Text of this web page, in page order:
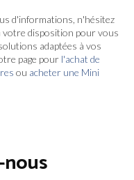
d'informations, n'hésitez
votre disposition pour vous
adaptées à vos
page pour l'achat de
ou acheter une Mini